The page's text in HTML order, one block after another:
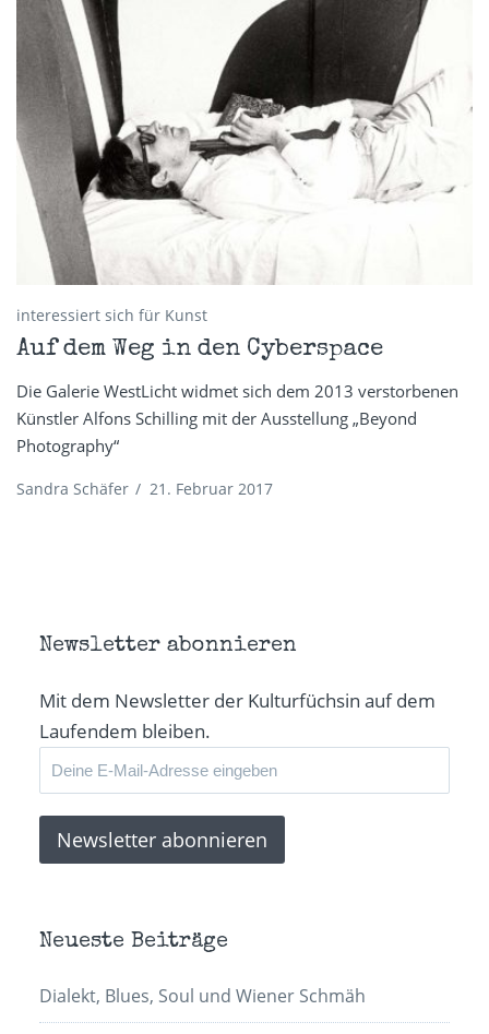
interessiert sich für Kunst
Auf dem Weg in den Cyberspace
Die Galerie WestLicht widmet sich dem 2013 verstorbenen
Künstler Alfons Schilling mit der Ausstellung „Beyond
Photography“
Sandra Schäfer / 21. Februar 2017
Newsletter abonnieren
Mit dem Newsletter der Kulturfüchsin auf dem
Laufendem bleiben.
Neueste Beiträge
Dialekt, Blues, Soul und Wiener Schmäh